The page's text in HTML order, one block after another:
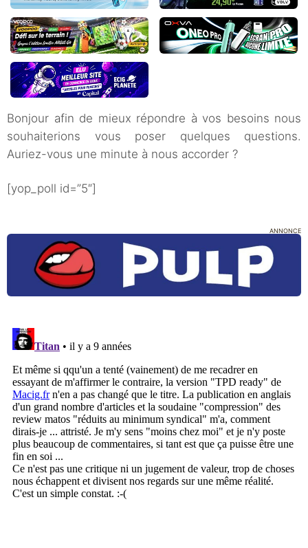
Bonjour afin de mieux répondre à vos besoins nous
souhaiterions vous poser quelques questions.
Auriez-vous une minute à nous accorder ?
[yop_poll id=”5″]
ANNONCE